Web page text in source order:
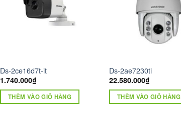
Ds-2ce16d7t-it
1.740.000₫
THÊM VÀO GIỎ HÀNG
Ds-2ae7230ti
22.580.000₫
THÊM VÀO GIỎ HÀNG